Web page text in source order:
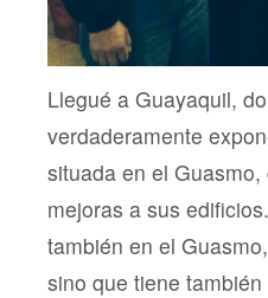
Llegué a Guayaquil,
verdaderamente
situada en el
mejoras a sus
también en el
sino que tiene